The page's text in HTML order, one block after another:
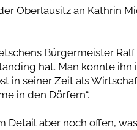
Oberlausitz an Kathrin
Bürgermeister
hat. Man konnte
in seiner Zeit als
in den Dörfern“.
Detail aber noch offen,